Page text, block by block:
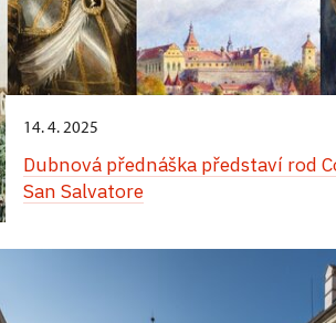
14. 4. 2025
Dubnová přednáška představí rod
San Salvatore